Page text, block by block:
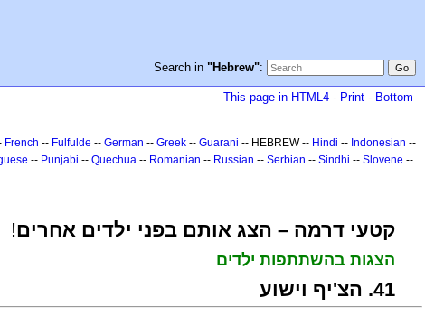
Search in "Hebrew":
This page in HTML4 - Print - Bottom
French -- Fulfulde -- German -- Greek -- Guarani -- HEBREW -- Hindi -- Indonesian --
-- Punjabi -- Quechua -- Romanian -- Russian -- Serbian -- Sindhi -- Slovene --
!קטעי דרמה – הצג אותם בפני ילדים אחרים
הצגות בהשתתפות ילדים
14. הצ'יף וישוע